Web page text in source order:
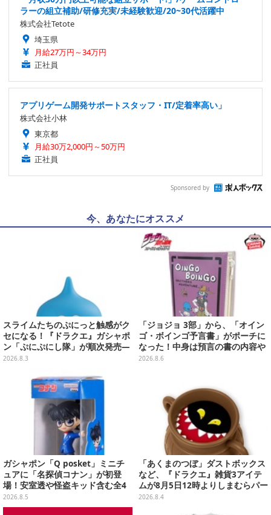
ラーの組立補助/研修充実/未経験歓迎/20~30代活躍中
株式会社Tetote
埼玉県
月給27万円～34万円
正社員
アプリゲーム開発サポートスタッフ・IT/定着率高い」
株式会社小林
東京都
月給30万2,000円～50万円
正社員
Sponsored by
今、あなたにオススメ
スライムたちのぷにっと触感がク
セになる！『ドラクエ』ガシャポ
ン「ぷにぷにし隊」が順次発売―
全4種ではぐれメタルは固め
2026.8.3
「ジョジョ 3部」から、「オイン
ゴ・ボインゴ予言書」がポーチに
なった！中身は預言の書の内容や
アニメ総柄デザインをプリント
2026.8.6
ガシャポン「Q posket」ミニチ
ュアに「名探偵コナン」が初登
場！安室透や怪盗キッド含む全4
種、パッケージをもとに裏面まで
可愛くデザイン
2026.8.5
「あくまのつぼ」ダストボックス
など、『ドラクエ』雑貨3アイテ
ムが8月5日12時よりしまむらパー
ク（オンラインストア）にて販
2026.8.4